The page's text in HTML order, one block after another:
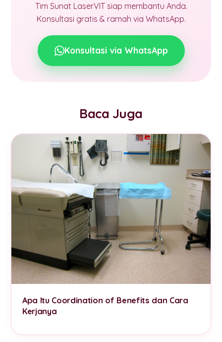
Tim Sunat LaserVIT siap membantu Anda.
Konsultasi gratis & ramah via WhatsApp.
Konsultasi via WhatsApp
Baca Juga
Apa Itu Coordination of Benefits dan Cara
Kerjanya